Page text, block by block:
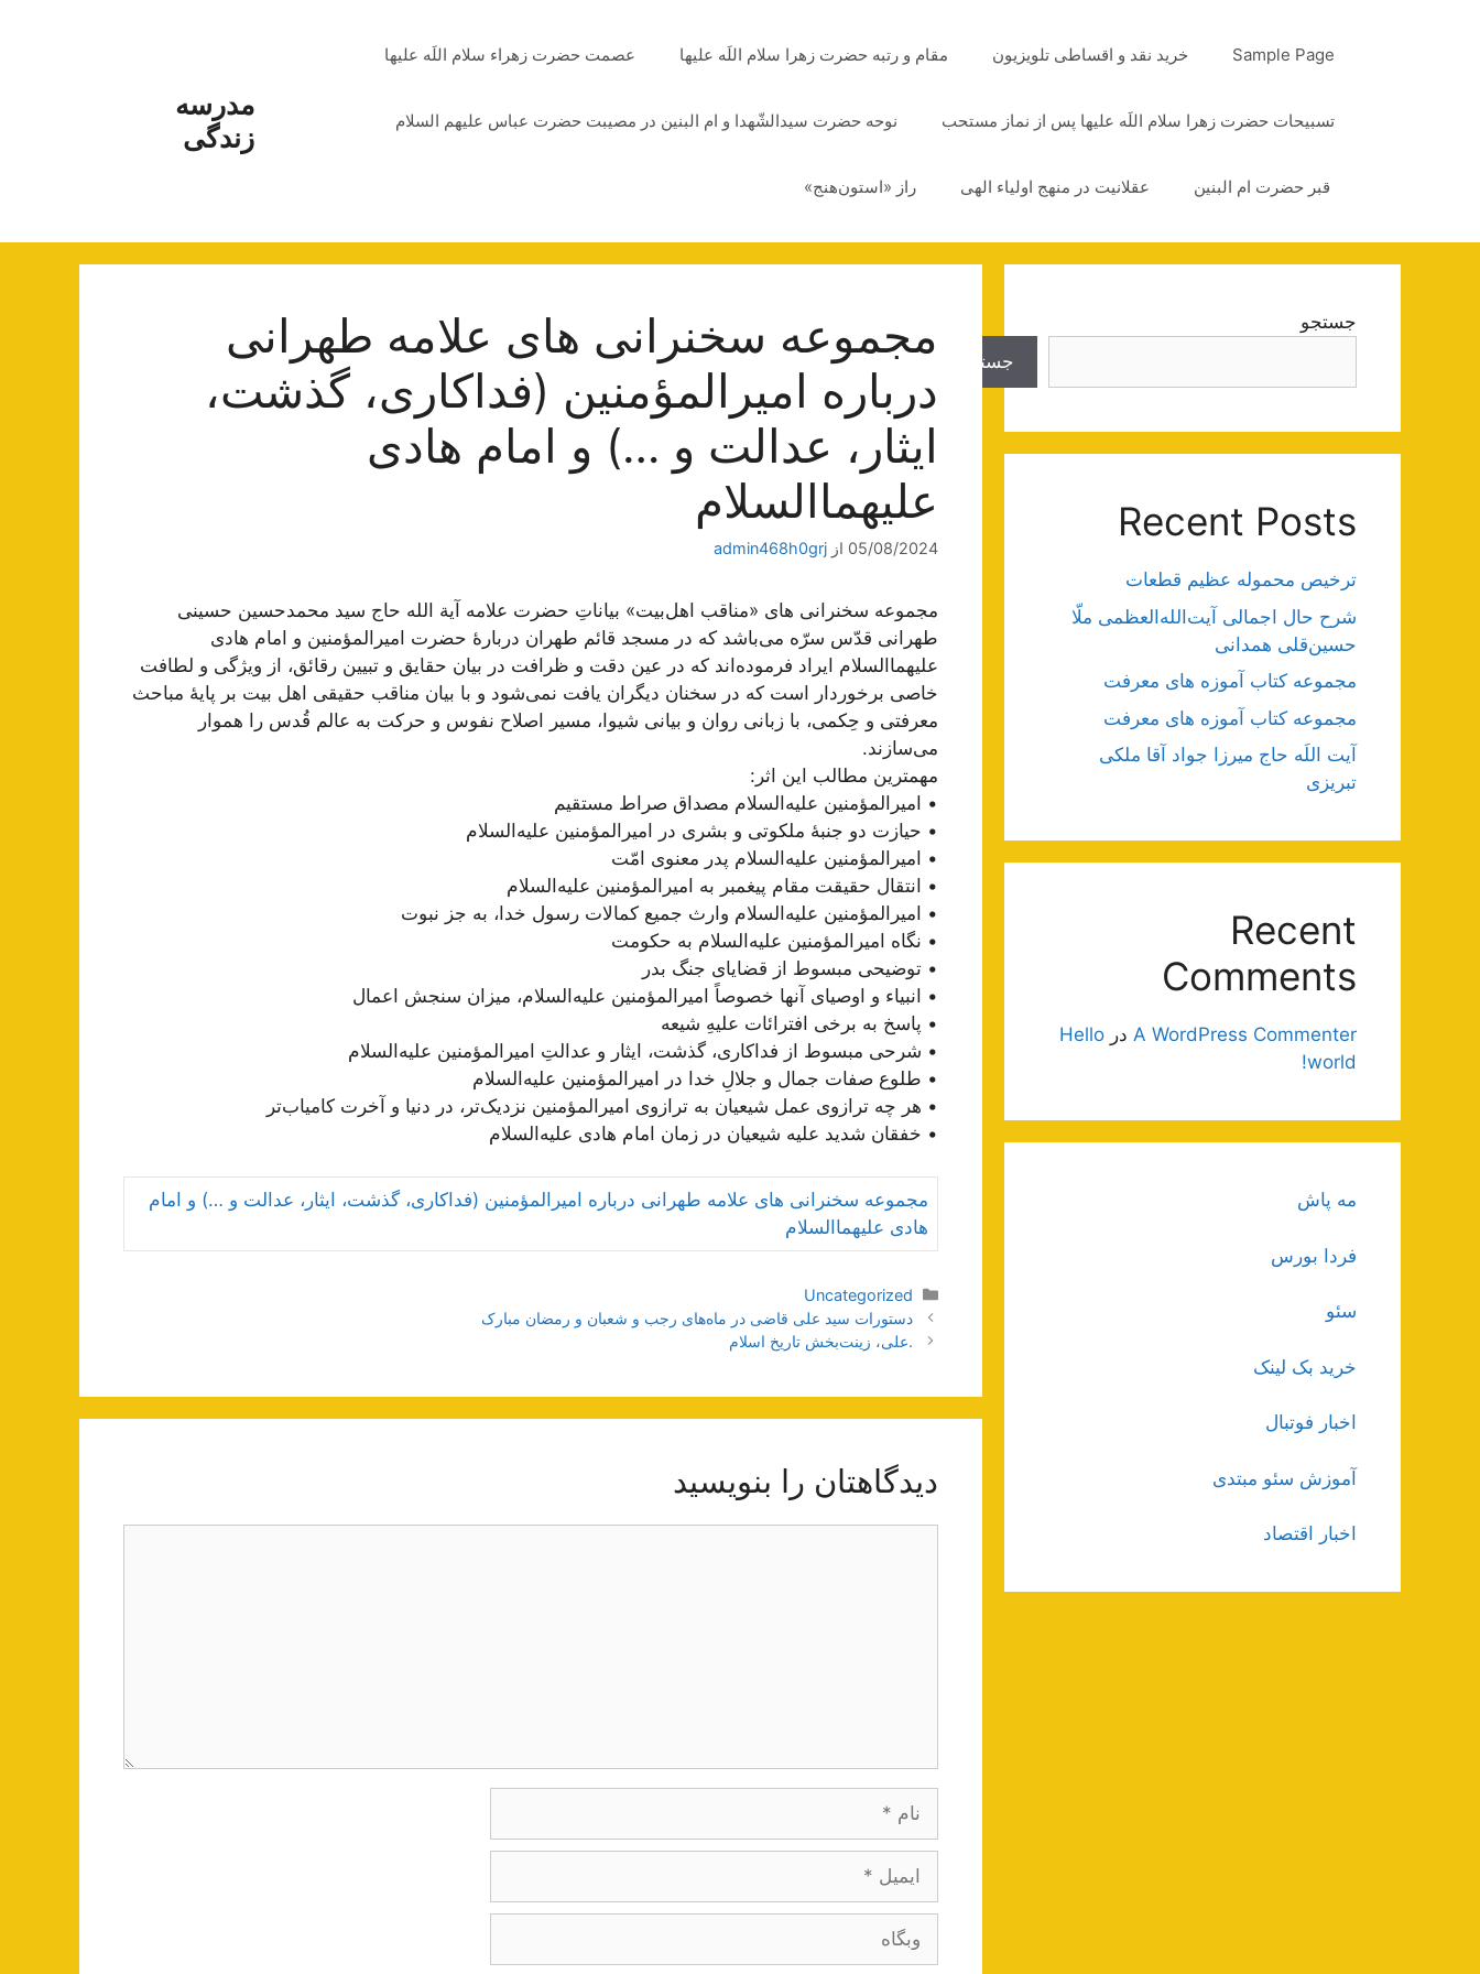
مدرسه
زندگی
Sample Page خرید نقد و اقساطی تلویزیون مقام و رتبه حضرت زهرا سلام اللَه علیها عصمت حضرت زهراء سلام اللَه علیها
تسبیحات حضرت زهرا سلام اللَه علیها پس از نماز مستحب نوحه حضرت سیدالشّهدا و ام البنین در مصیبت حضرت عباس علیهم السلام
قبر حضرت ام البنین عقلانیت در منهج اولیاء الهی راز «استون‌هنج»
مجموعه سخنرانی های علامه طهرانی
درباره امیرالمؤمنین (فداکاری‌، گذشت،
ایثار، عدالت و …) و امام هادی
علیهما‌السلام
05/08/2024 از admin468h0grj
مجموعه سخنرانی های «مناقب اهل‌بیت» بیاناتِ حضرت علامه آیة الله حاج سید محمد‌حسین حسینی
طهرانی قدّس سرّه می‌باشد که در مسجد قائم طهران دربارۀ حضرت امیرالمؤمنین و امام هادی
علیهما‌السلام ایراد فرموده‌اند که در عین دقت و ظرافت در بیان حقایق و تبیین رقائق، از ویژگی و لطافت
خاصی برخوردار است که در سخنان دیگران یافت نمی‌شود و با بیان مناقب حقیقی اهل بیت بر پایۀ مباحث
معرفتی و حِکمی، با زبانی روان و بیانی شیوا، مسیر اصلاح نفوس و حرکت به عالم قُدس را هموار
می‌سازند.
مهمترین مطالب این اثر:
• امیرالمؤمنین علیه‌السلام مصداق صراط مستقیم
• حیازت دو جنبۀ ملکوتی و بشری در امیرالمؤمنین علیه‌السلام
• امیرالمؤمنین علیه‌السلام پدر معنوی امّت
• انتقال حقیقت مقام پیغمبر به امیرالمؤمنین علیه‌السلام
• امیرالمؤمنین علیه‌السلام وارث جمیع کمالات رسول خدا، به جز نبوت
• نگاه امیرالمؤمنین علیه‌السلام به حکومت
• توضیحی مبسوط از قضایای جنگ بدر
• انبیاء و اوصیای آنها خصوصاً امیرالمؤمنین علیه‌السلام، میزان سنجش اعمال
• پاسخ به برخی افترائات علیهِ شیعه
• شرحی مبسوط از فداکاری‌، گذشت، ایثار و عدالتِ امیرالمؤمنین علیه‌السلام
• طلوع صفات جمال و جلالِ خدا در امیرالمؤمنین علیه‌السلام
• هر چه ترازوی عمل شیعیان به ترازوی امیرالمؤمنین نزدیک‌تر، در دنیا و آخرت کامیاب‌تر
• خفقان شدید علیه شیعیان در زمان امام هادی‌ علیه‌السلام
مجموعه سخنرانی های علامه طهرانی درباره امیرالمؤمنین (فداکاری‌، گذشت، ایثار، عدالت و …) و امام
هادی علیهما‌السلام
دسته‌ها
Uncategorized
ناوبری
نوشته‌ها
دستورات سید علی قاضی در ماه‌های رجب و شعبان و رمضان مبارک
.علی، زینت‌بخش تاریخ اسلام
دیدگاهتان را بنویسید
وبگاه
جستجو
جستجو
Recent Posts
ترخیص محموله عظیم قطعات
شرح حال اجمالی آیت‌الله‌العظمی ملّا
حسین‌قلی همدانی
مجموعه کتاب آموزه های معرفت
مجموعه کتاب آموزه های معرفت
آیت اللَه حاج میرزا جواد آقا ملکی
تبریزی
Recent
Comments
A WordPress Commenter در Hello
world!
مه پاش
فردا بورس
سئو
خرید بک لینک
اخبار فوتبال
آموزش سئو مبتدی
اخبار اقتصاد